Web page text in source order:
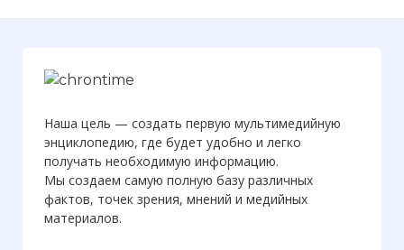
Наша цель — создать первую мультимедийную
энциклопедию, где будет удобно и легко
получать необходимую информацию.
Мы создаем самую полную базу различных
фактов, точек зрения, мнений и медийных
материалов.